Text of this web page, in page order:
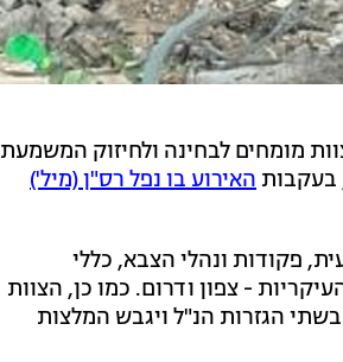
מומחים לבחינה ולחיזוק המשמעת
בעקבות האירוע בו נפל רס"ן (מיל')
פקודות ונהלי הצבא, כללי
- צפון ודרום. כמו כן, הצוות
הגזרות הנ"ל ויגבש המלצות